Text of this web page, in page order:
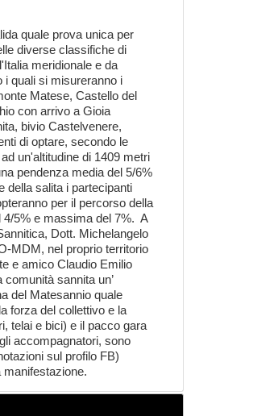
quale prova unica per
diverse classifiche di
meridionale e da
i quali si misureranno i
Matese, Castello del
con arrivo a Gioia
bivio Castelvenere,
di optare, secondo le
un'altitudine di 1409 metri
pendenza media del 5/6%
della salita i partecipanti
per il percorso della
5% e massima del 7%.​ ​ A
Dott. Michelangelo
MDM, nel proprio territorio
e amico Claudio Emilio
sannita un’
del Matesannio quale
forza del collettivo e la
telai e bici) e il pacco gara
accompagnatori, sono
sul profilo FB)​
manifestazione.